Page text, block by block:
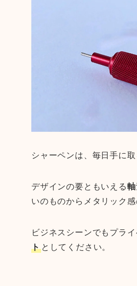
シャーペンは、毎日手に
デザインの要ともいえる
いのものからメタリック
ビジネスシーンでもプラ
トとしてください。